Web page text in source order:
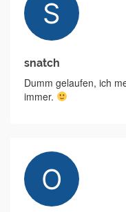
snatch
Dumm gelaufen, ich
immer.